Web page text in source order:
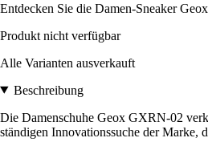
Entdecken Sie die Damen-Sneaker
Produkt nicht verfügbar
Alle Varianten ausverkauft
Beschreibung
Die Damenschuhe Geox GXRN-02
ständigen Innovationssuche der Marke,